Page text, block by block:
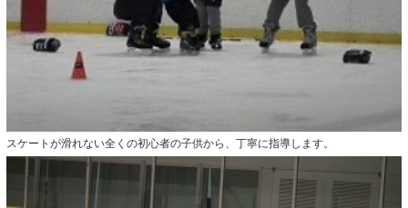
スケートが滑れない全くの初心者の子供から、丁寧に指導します。